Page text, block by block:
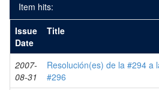
Item hits:
Issue
Date
Title
2007-
08-31
Resolución(es) de la #294 a
#296